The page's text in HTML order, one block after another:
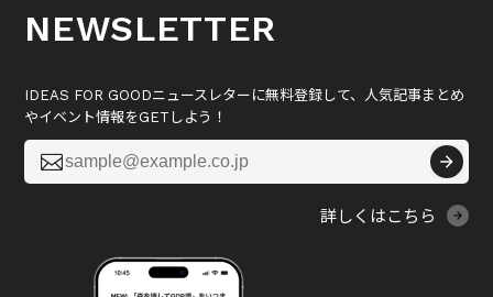
NEWSLETTER
IDEAS FOR GOODニュースレターに無料登録して、人気記事まとめ
やイベント情報をGETしよう！

詳しくはこちら